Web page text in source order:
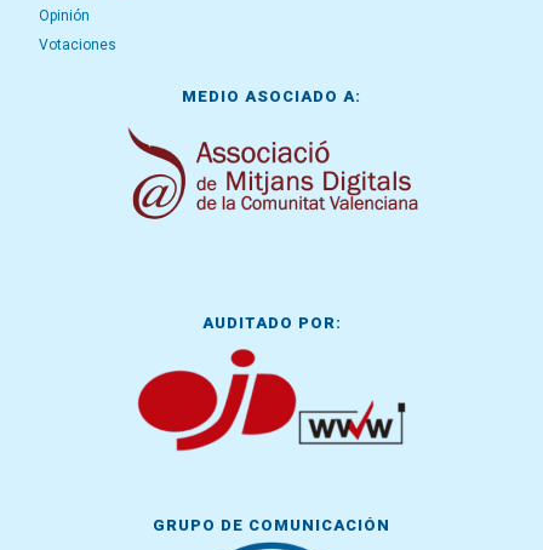
Opinión
Votaciones
MEDIO ASOCIADO A:
AUDITADO POR:
GRUPO DE COMUNICACIÓN